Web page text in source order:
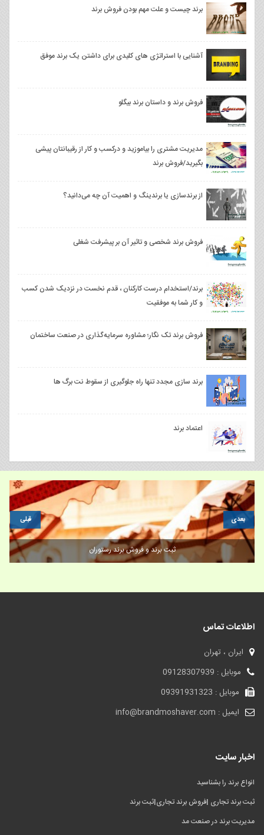
برند چیست و علت مهم بودن فروش برند
آشنایی با استراتژی های کلیدی برای داشتن یک برند موفق
فروش برند و داستان برند بیگلو
مدیریت مشتری را بیاموزید و درکسب و کار از رقیبانتان پیشی
بگیرید/فروش برند
از برندسازی یا برندینگ و اهمیت آن چه می‌دانید؟
فروش برند شخصی و تاثیر آن بر پیشرفت شغلی
برند/استخدام درست کارکنان ، قدم نخست در نزدیک شدن کسب‌
و کار شما به موفقیت
فروش برند تک نگار؛ مشاوره سرمایه‌گذاری در صنعت ساختمان
برند سازی مجدد تنها راه جلوگیری از سقوط نت برگ ها
اعتماد برند
ثبت برند و فروش برند رستوران
قبلی بعدی
اطلاعات تماس
ایران ، تهران
موبایل : 09128307939
موبایل : 09391931323
ایمیل : info@brandmoshaver.com
اخبار سایت
انواع برند را بشناسید
ثبت برند تجاری |فروش برند تجاری|ثبت برند
مدیریت برند در صنعت مد